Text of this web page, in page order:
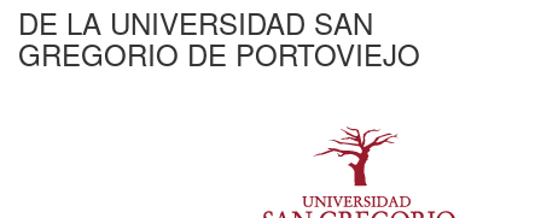
DE LA UNIVERSIDAD SAN
GREGORIO DE PORTOVIEJO